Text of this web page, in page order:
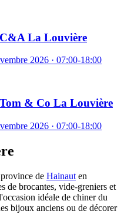
La Louvière
2026 · 07:00-18:00
& Co La Louvière
2026 · 07:00-18:00
de Hainaut en
de brocantes, vide-greniers et
idéale de chiner du
bijoux anciens ou de décorer